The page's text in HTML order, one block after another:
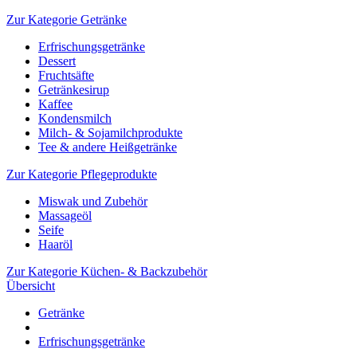
Zur Kategorie Getränke
Erfrischungsgetränke
Dessert
Fruchtsäfte
Getränkesirup
Kaffee
Kondensmilch
Milch- & Sojamilchprodukte
Tee & andere Heißgetränke
Zur Kategorie Pflegeprodukte
Miswak und Zubehör
Massageöl
Seife
Haaröl
Zur Kategorie Küchen- & Backzubehör
Übersicht
Getränke
Erfrischungsgetränke